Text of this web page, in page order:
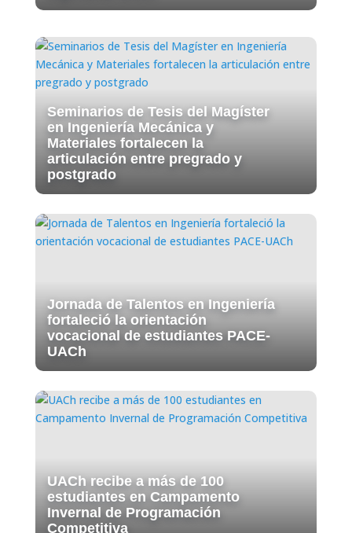
Seminarios de Tesis del Magíster
en Ingeniería Mecánica y
Materiales fortalecen la
articulación entre pregrado y
postgrado
Jornada de Talentos en Ingeniería
fortaleció la orientación
vocacional de estudiantes PACE-
UACh
UACh recibe a más de 100
estudiantes en Campamento
Invernal de Programación
Competitiva